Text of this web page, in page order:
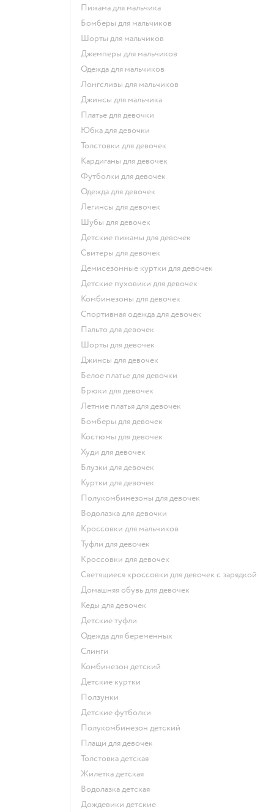
Пижама для мальчика
Бомберы для мальчиков
Шорты для мальчиков
Джемперы для мальчиков
Одежда для мальчиков
Лонгсливы для мальчиков
Джинсы для мальчика
Платье для девочки
Юбка для девочки
Толстовки для девочек
Кардиганы для девочек
Футболки для девочек
Одежда для девочек
Легинсы для девочек
Шубы для девочек
Детские пижамы для девочек
Свитеры для девочек
Демисезонные куртки для девочек
Детские пуховики для девочек
Комбинезоны для девочек
Спортивная одежда для девочек
Пальто для девочек
Шорты для девочек
Джинсы для девочек
Белое платье для девочки
Брюки для девочек
Летние платья для девочек
Бомберы для девочек
Костюмы для девочек
Худи для девочек
Блузки для девочек
Куртки для девочек
Полукомбинезоны для девочек
Водолазка для девочки
Кроссовки для мальчиков
Туфли для девочек
Кроссовки для девочек
Светящиеся кроссовки для девочек с зарядкой
Домашняя обувь для девочек
Кеды для девочек
Детские туфли
Одежда для беременных
Слинги
Комбинезон детский
Детские куртки
Ползунки
Детские футболки
Полукомбинезон детский
Плащи для девочек
Толстовка детская
Жилетка детская
Водолазка детская
Дождевики детские